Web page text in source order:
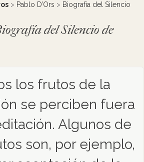
> Pablo D’Ors > Biografía del Silencio
del Silencio de
los frutos de la
se perciben fuera
Algunos de
son, por ejemplo,